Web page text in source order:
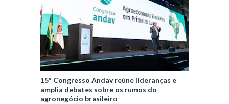
15º Congresso Andav reúne lideranças e
amplia debates sobre os rumos do
agronegócio brasileiro